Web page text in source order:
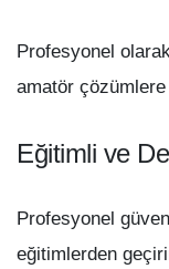
Profesyonel
amatör
Eğitimli ve
Profesyonel
eğitimlerden